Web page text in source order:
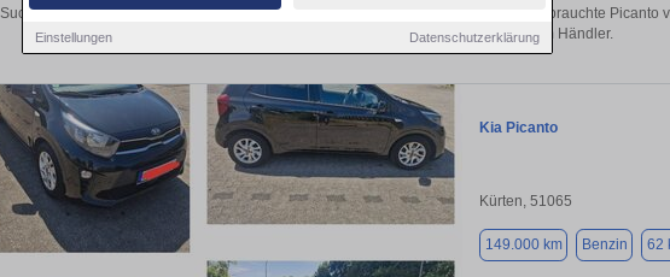
Einstellungen Datenschutzerklärung
Suchen Sie in Bergneustadt einen Kia Picanto Gebrauchtwagen? Entdecken Sie gebrauchte Picanto
Preisklassen von privat und vom Händler.
Kia Picanto
Kürten, 51065
149.000 km Benzin 62